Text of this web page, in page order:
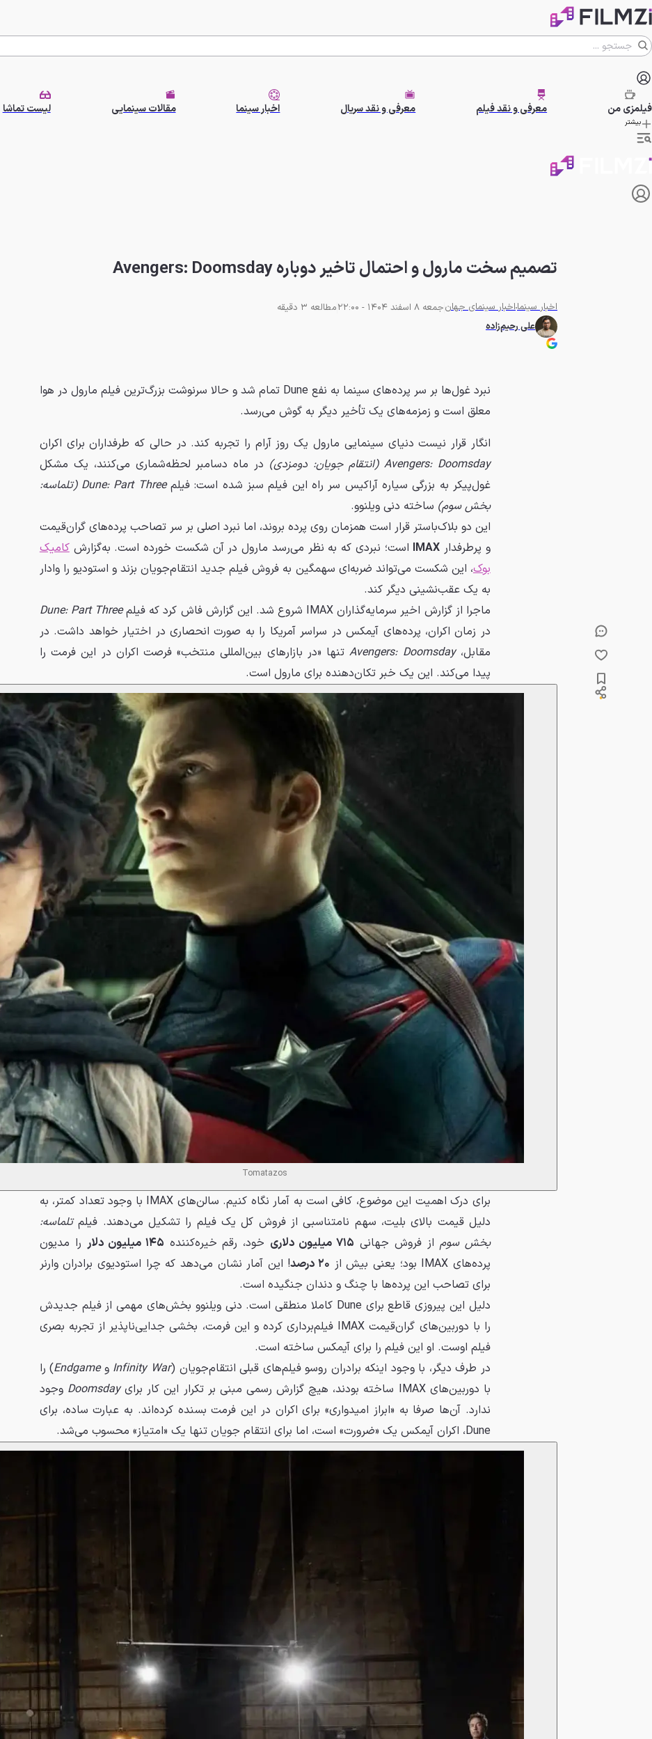
فیلمزیمن معرفی و نقد فیلم معرفی و نقد سریال اخبار سینما مقالات سینمایی لیست تماشا
بیشتر
تصمیم سخت مارول و احتمال تاخیر دوباره Avengers: Doomsday
اخبار سینمااخبار سینمای جهانجمعه 8 اسفند 1404 - 22:00
مطالعه 3 دقیقه
علی رحیم‌زاده
نبرد غول‌ها بر سر پرده‌های سینما به نفع Dune تمام شد و حالا سرنوشت بزرگ‌ترین فیلم مارول در هوا
معلق است و زمزمه‌های یک تأخیر دیگر به گوش می‌رسد.
انگار قرار نیست دنیای سینمایی مارول یک روز آرام را تجربه کند. در حالی که طرفداران برای اکران
Avengers: Doomsday (انتقام جویان: دومزدی)
در ماه دسامبر لحظه‌شماری می‌کنند، یک مشکل
غول‌پیکر به بزرگی سیاره آراکیس سر راه این فیلم سبز شده است: فیلم
Dune: Part Three (تلماسه:
بخش سوم) ساخته دنی ویلنوو.
این دو بلاک‌باستر قرار است همزمان روی پرده بروند، اما نبرد اصلی بر سر تصاحب پرده‌های گران‌قیمت
و پرطرفدار IMAX است؛ نبردی که به نظر می‌رسد مارول در آن شکست خورده است. به‌گزارشکامیک
بوک، این شکست می‌تواند ضربه‌ای سهمگین به فروش فیلم جدید انتقام‌جویان بزند و استودیو را وادار
به یک عقب‌نشینی دیگر کند.
ماجرا از گزارش اخیر سرمایه‌گذاران IMAX شروع شد. این گزارش فاش کرد که فیلم
Dune: Part Three
در زمان اکران، پرده‌های آیمکس در سراسر آمریکا را به صورت انحصاری در اختیار خواهد داشت. در
مقابل،Avengers: Doomsdayتنها «در بازارهای بین‌المللی منتخب» فرصت اکران در این فرمت را
پیدا می‌کند. این یک خبر تکان‌دهنده برای مارول است.
Tomatazos
برای درک اهمیت این موضوع، کافی است به آمار نگاه کنیم. سالن‌های IMAX با وجود تعداد کمتر، به
دلیل قیمت بالای بلیت، سهم نامتناسبی از فروش کل یک فیلم را تشکیل می‌دهند. فیلمتلماسه:
بخش سوم از فروش جهانی ۷۱۵ میلیون دلاری خود، رقم خیره‌کننده ۱۴۵ میلیون دلار
را مدیون
پرده‌های IMAX بود؛ یعنی بیش از
۲۰ درصد
! این آمار نشان می‌دهد که چرا استودیوی برادران وارنر
برای تصاحب این پرده‌ها با چنگ و دندان جنگیده است.
دلیل این پیروزی قاطع برای Dune کاملا منطقی است. دنی ویلنوو بخش‌های مهمی از فیلم جدیدش
را با دوربین‌های گران‌قیمت IMAX فیلم‌برداری کرده و این فرمت، بخشی جدایی‌ناپذیر از تجربه بصری
فیلم اوست. او این فیلم را برای آیمکس ساخته است.
در طرف دیگر، با وجود اینکه برادران روسو فیلم‌های قبلی انتقام‌جویان (Infinity War وEndgame) را
با دوربین‌های IMAX ساخته بودند، هیچ گزارش رسمی مبنی بر تکرار این کار برای
Doomsday وجود
ندارد. آن‌ها صرفا به «ابراز امیدواری» برای اکران در این فرمت بسنده کرده‌اند. به عبارت ساده، برای
Dune، اکران آیمکس یک «ضرورت» است، اما برای انتقام جویان تنها یک «امتیاز» محسوب می‌شد.